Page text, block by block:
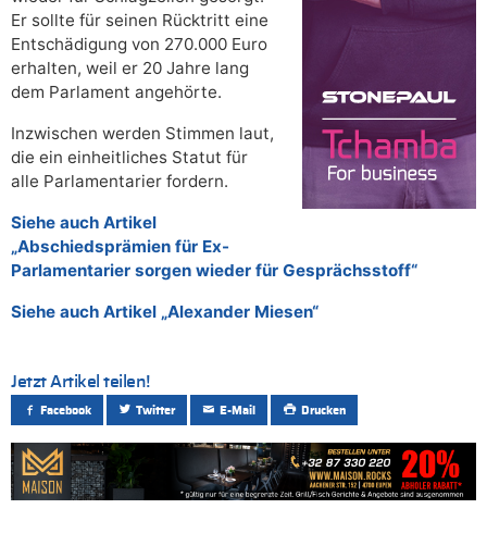
Er sollte für seinen Rücktritt eine
Entschädigung von 270.000 Euro
erhalten, weil er 20 Jahre lang
dem Parlament angehörte.
Inzwischen werden Stimmen laut,
die ein einheitliches Statut für
alle Parlamentarier fordern.
Siehe auch Artikel
„Abschiedsprämien für Ex-
Parlamentarier sorgen wieder für Gesprächsstoff“
Siehe auch Artikel „Alexander Miesen“
Jetzt Artikel teilen!
Facebook Twitter E-Mail Drucken